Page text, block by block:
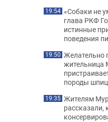
19:54 «Собаки не
глава РКФ
истинные
поведения
19:50 Желательно
жительница
породы шпиц
19:35 Жителям
рассказали,